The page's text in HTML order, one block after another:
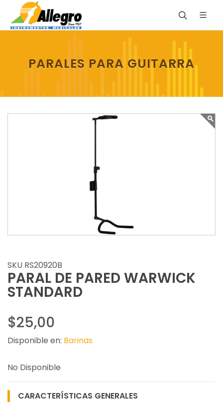
PARALES PARA GUITARRA
SKU RS20920B
PARAL DE PARED WARWICK
STANDARD
$25,00
Disponible en: Barinas
No Disponible
CARACTERÍSTICAS GENERALES